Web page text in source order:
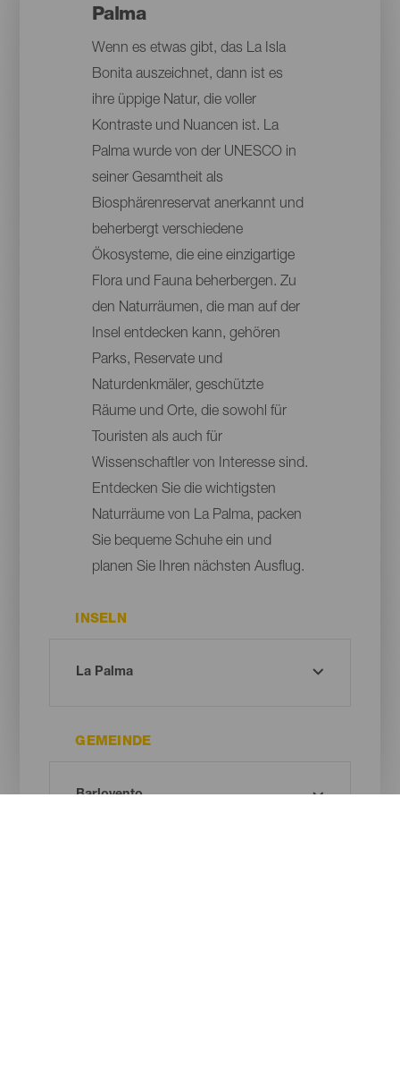
Palma
Wenn es etwas gibt, das La Isla
Bonita auszeichnet, dann ist es
ihre üppige Natur, die voller
Kontraste und Nuancen ist. La
Palma wurde von der UNESCO in
seiner Gesamtheit als
Biosphärenreservat anerkannt und
beherbergt verschiedene
Ökosysteme, die eine einzigartige
Flora und Fauna beherbergen. Zu
den Naturräumen, die man auf der
Insel entdecken kann, gehören
Parks, Reservate und
Naturdenkmäler, geschützte
Räume und Orte, die sowohl für
Touristen als auch für
Wissenschaftler von Interesse sind.
Entdecken Sie die wichtigsten
Naturräume von La Palma, packen
Sie bequeme Schuhe ein und
planen Sie Ihren nächsten Ausflug.
INSELN
GEMEINDE